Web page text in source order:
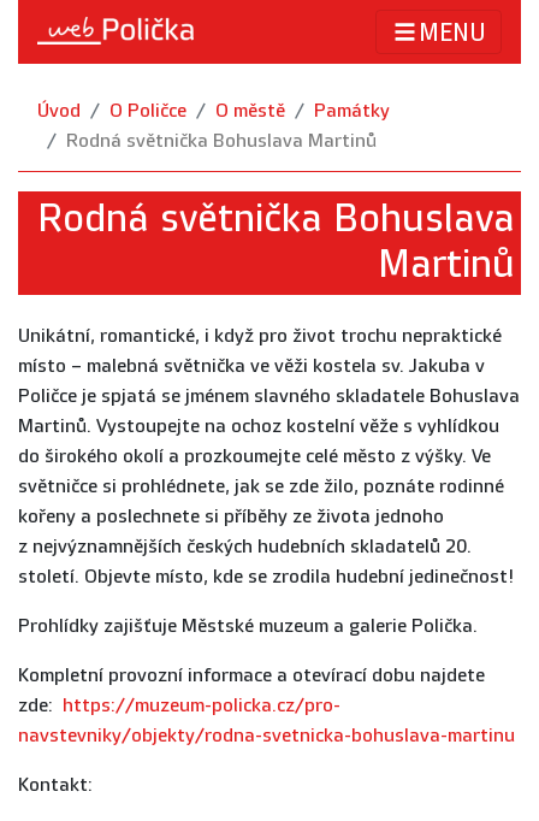
MENU
Úvod O Poličce O městě
Památky
Rodná světnička Bohuslava Martinů
Rodná světnička Bohuslava
Martinů
Unikátní, romantické, i když pro život trochu nepraktické
místo – malebná světnička ve věži kostela sv. Jakuba v
Poličce je spjatá se jménem slavného skladatele Bohuslava
Martinů. Vystoupejte na ochoz kostelní věže s vyhlídkou
do širokého okolí a prozkoumejte celé město z výšky. Ve
světničce si prohlédnete, jak se zde žilo, poznáte rodinné
kořeny a poslechnete si příběhy ze života jednoho
z nejvýznamnějších českých hudebních skladatelů 20.
století. Objevte místo, kde se zrodila hudební jedinečnost!
Prohlídky zajišťuje Městské muzeum a galerie Polička.
Kompletní provozní informace a otevírací dobu najdete
zde: https://muzeum-policka.cz/pro-
navstevniky/objekty/rodna-svetnicka-bohuslava-martinu
Kontakt: